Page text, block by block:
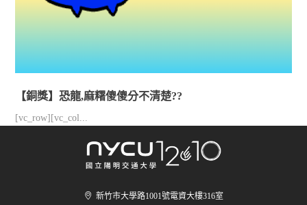
【銅獎】恐龍,麻糬傻傻分不清楚??
[vc_row][vc_col...
新竹市大學路1001號電資大樓316室